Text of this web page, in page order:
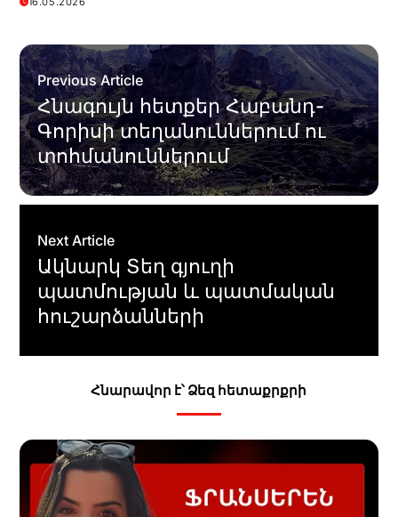
Previous Article
Հնագույն հետքեր Հաբանդ-
Գորիսի տեղանուններում ու
տոհմանուններում
Next Article
Ակնարկ Տեղ գյուղի
պատմության և պատմական
հուշարձանների
Հնարավոր է՝ Ձեզ հետաքրքրի